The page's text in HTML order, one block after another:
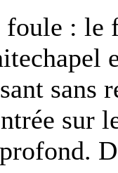
: le
sur